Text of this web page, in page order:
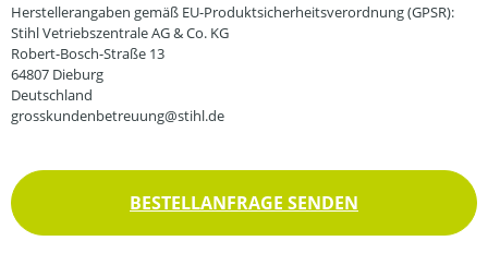
Herstellerangaben gemäß EU-Produktsicherheitsverordnung (GPSR):
Stihl Vetriebszentrale AG & Co. KG
Robert-Bosch-Straße 13
64807 Dieburg
Deutschland
grosskundenbetreuung@stihl.de
BESTELLANFRAGE SENDEN